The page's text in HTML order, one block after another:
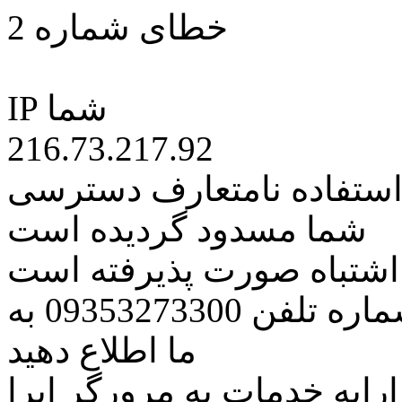
خطای شماره 2
IP شما
216.73.217.92
نامتعارف دسترسی
شما مسدود گردیده است
اشتباه صورت پذیرفته است
مراتب این مسئله را از طریق شماره تلفن 09353273300 به
ما اطلاع دهید
خدمات به مرورگر اپرا